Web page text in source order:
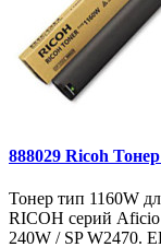
888029 Ricoh
Тонер тип 1160W
RICOH серий
240W / SP W2470.